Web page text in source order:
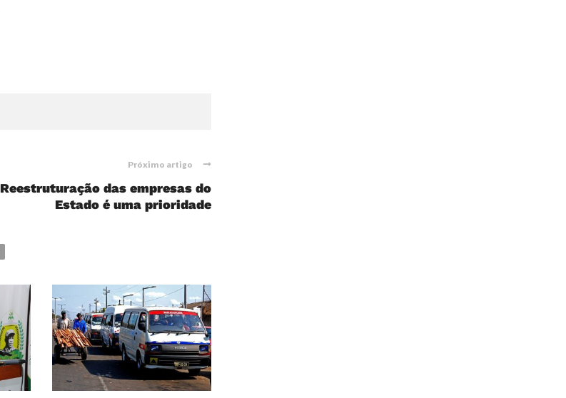
Próximo artigo
Reestruturação das empresas do
Estado é uma prioridade